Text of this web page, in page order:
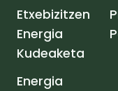
Etxebizitzen
Energia
Kudeaketa
Energia